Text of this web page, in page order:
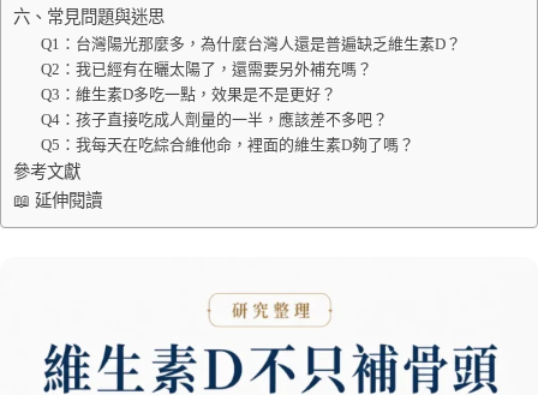
六、常見問題與迷思
Q1：台灣陽光那麼多，為什麼台灣人還是普遍缺乏維生素D？
Q2：我已經有在曬太陽了，還需要另外補充嗎？
Q3：維生素D多吃一點，效果是不是更好？
Q4：孩子直接吃成人劑量的一半，應該差不多吧？
Q5：我每天在吃綜合維他命，裡面的維生素D夠了嗎？
參考文獻
📖 延伸閱讀